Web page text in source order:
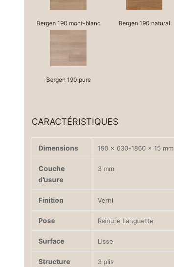
Bergen 190 mont-blanc Bergen 190 natural
Bergen 190 pure
CARACTÉRISTIQUES
Dimensions 190 x 630-1860 x 15 mm
Couche
d’usure
3 mm
Finition Verni
Pose Rainure Languette
Surface Lisse
Structure 3 plis